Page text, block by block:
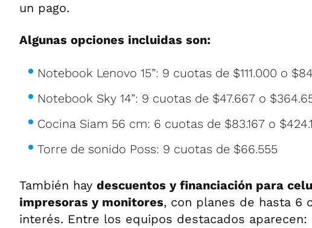
un pago.
Algunas opciones incluidas son:
Notebook Lenovo 15”: 9 cuotas de $111.000 o
Notebook Sky 14”: 9 cuotas de $47.667 o
Cocina Siam 56 cm: 6 cuotas de $83.167 o
Torre de sonido Poss: 9 cuotas de $66.555
También hay descuentos y financiación para
impresoras y monitores, con planes de hasta 6
interés. Entre los equipos destacados aparecen: